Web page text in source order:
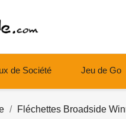
de Société Jeu de Go
Fléchettes Broadside